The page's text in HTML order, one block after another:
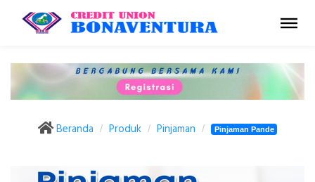
Beranda Produk Pinjaman Pinjaman Pande